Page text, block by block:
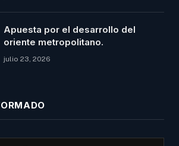
Apuesta por el desarrollo del
oriente metropolitano.
julio 23, 2026